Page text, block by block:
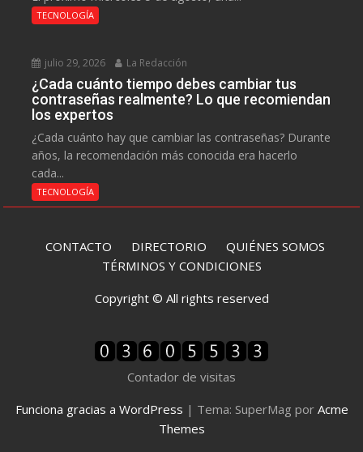
TECNOLOGÍA
julio 29, 2026 La Redacción
¿Cada cuánto tiempo debes cambiar tus
contraseñas realmente? Lo que recomiendan
los expertos
¿Cada cuánto hay que cambiar las contraseñas? Durante
años, la recomendación más conocida era hacerlo
cada...
TECNOLOGÍA
CONTACTO DIRECTORIO QUIÉNES SOMOS
TÉRMINOS Y CONDICIONES
Copyright © All rights reserved
Contador de visitas
Funciona gracias a WordPress | Tema: SuperMag por Acme
Themes